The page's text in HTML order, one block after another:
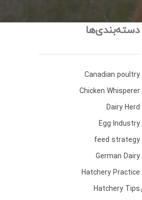
دسته‌بندی‌ها
Canadian poultry
Chicken Whisperer
Dairy Herd
Egg Industry
feed strategy
German Dairy
Hatchery Practice
Hatchery Tips